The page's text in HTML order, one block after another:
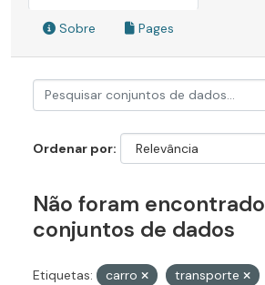
Sobre Pages
Ordenar por
Não foram
conjuntos de dados
Etiquetas: carro transporte